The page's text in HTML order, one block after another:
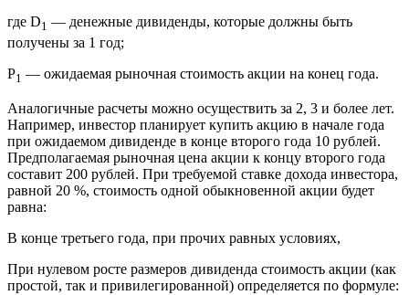
где D1 — денежные дивиденды, которые должны быть
получены за 1 год;
Р1 — ожидаемая рыночная стоимость акции на конец года.
Аналогичные расчеты можно осуществить за 2, 3 и более лет.
Например, инвестор планирует купить акцию в начале года
при ожидаемом дивиденде в конце второго года 10 рублей.
Предполагаемая рыночная цена акции к концу второго года
составит 200 рублей. При требуемой ставке дохода инвестора,
равной 20 %, стоимость одной обыкновенной акции будет
равна:
В конце третьего года, при прочих равных условиях,
При нулевом росте размеров дивиденда стоимость акции (как
простой, так и привилегированной) определяется по формуле: